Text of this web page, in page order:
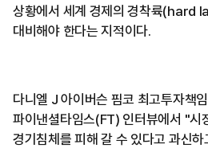
상황에서 세계 경제의 경착륙(hard
대비해야 한다는 지적이다.
다니엘 J 아이버슨 핌코 최고투자책
파이낸셜타임스(FT) 인터뷰에서 "시
경기침체를 피해 갈 수 있다고 과신